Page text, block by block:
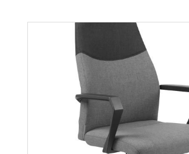
Nitro
Więcej